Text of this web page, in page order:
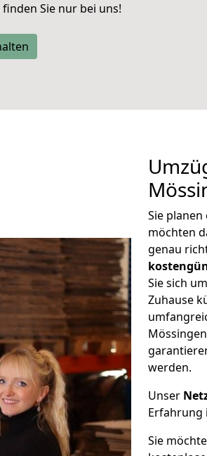
finden Sie nur bei uns!
Sie
möchten
genau
Sie sich
Zuhause
werden.
Unser
Erfahrung
Sie